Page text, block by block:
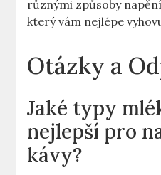
různými způsoby
který‍ vám nejlépe
Otázky‌ a
Jaké typy
nejlepší pro
kávy?